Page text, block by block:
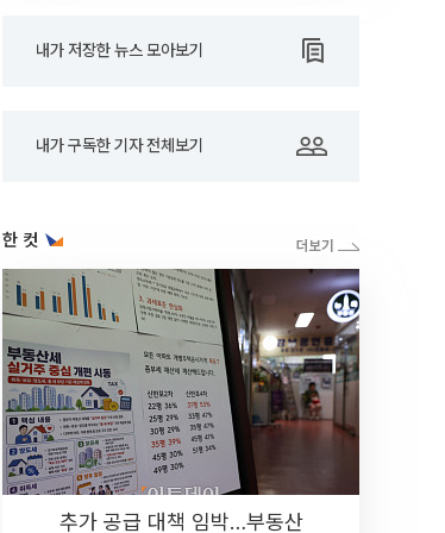
내가 저장한 뉴스 모아보기
내가 구독한 기자 전체보기
한 컷
추가 공급 대책 임박…부동산